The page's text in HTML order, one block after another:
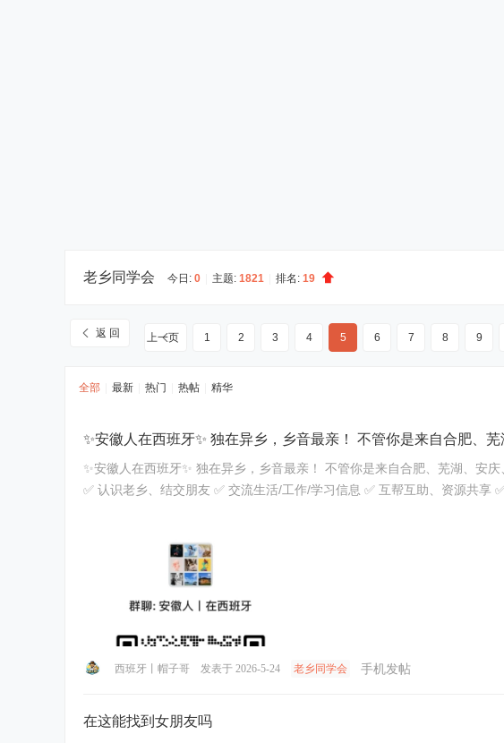
老乡同学会 今日: 0 主题: 1821 排名: 19
返 回 上一页 1 2 3 4 5 6 7 8 9
全部 最新 热门 热帖 精华
✨安徽人在西班牙✨ 独在异乡，乡音最亲！ 不管你是来自合肥、芜
✨安徽人在西班牙✨ 独在异乡，乡音最亲！ 不管你是来自合肥、芜湖、安
✅ 认识老乡、结交朋友 ✅ 交流生活/工作/学习信息 ✅ 互帮互助、资源共享
西班牙丨帽子哥 发表于 2026-5-24 老乡同学会 手机发帖
在这能找到女朋友吗